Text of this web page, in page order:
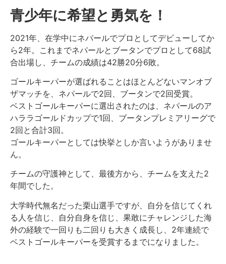
青少年に希望と勇気を！
2021年、在学中にネパールでプロとしてデビューしてか
ら2年。これまでネパールとブータンでプロとして68試
合出場し、チームの成績は42勝20分6敗。
ゴールキーパーが選ばれることはほとんどないマンオブ
ザマッチを、ネパールで2回、ブータンで2回受賞。
ベストゴールキーパーに選出されたのは、ネパールのア
ハララゴールドカップで1回、ブータンプレミアリーグで
2回と合計3回。
ゴールキーパーとしては快挙としか言いようがありませ
ん。
チームの守護神として、最後方から、チームを支えた2
年間でした。
大学時代無名だった栗山選手ですが、自分を信じてくれ
る人を信じ、自分自身を信じ、果敢にチャレンジした海
外の経験で一回りも二回りも大きく成長し、2年連続で
ベストゴールキーパーを受賞するまでになりました。